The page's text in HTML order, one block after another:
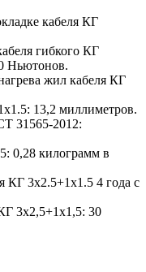
кабеля КГ
гибкого КГ
Ньютонов.
жил кабеля КГ
13,2 миллиметров.
31565-2012:
0,28 килограмм в
КГ 3х2.5+1х1.5 4 года с
3х2,5+1х1,5: 30